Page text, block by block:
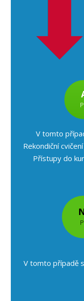
V tomto
Rekondiční
Přístupy do
V tomto případě